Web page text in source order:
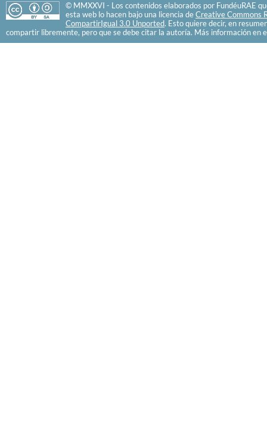
© MMXXVI - Los contenidos elaborados por FundéuRAE
esta web lo hacen bajo una licencia de Creative Commons
CompartirIgual 3.0 Unported. Esto quiere decir, en
compartir libremente, pero que se debe citar la autoría. Más información en